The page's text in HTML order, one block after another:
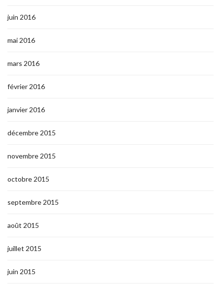
juin 2016
mai 2016
mars 2016
février 2016
janvier 2016
décembre 2015
novembre 2015
octobre 2015
septembre 2015
août 2015
juillet 2015
juin 2015